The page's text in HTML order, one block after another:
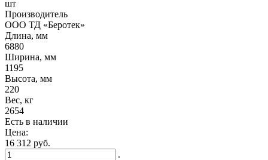
шт
Производитель
ООО ТД «Беротек»
Длина, мм
6880
Ширина, мм
1195
Высота, мм
220
Вес, кг
2654
Есть в наличии
Цена:
16 312 руб.
.